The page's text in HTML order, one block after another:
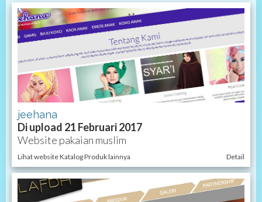
jeehana
Di upload 21 Februari 2017
Website pakaian muslim
Lihat website Katalog Produk lainnya Detail